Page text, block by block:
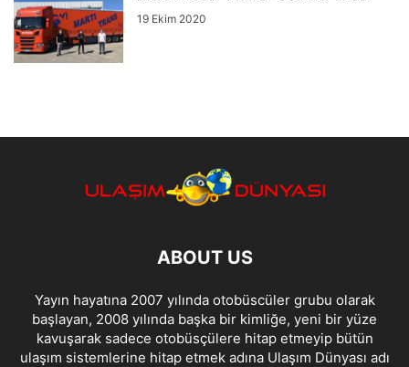
19 Ekim 2020
ABOUT US
Yayın hayatına 2007 yılında otobüscüler grubu olarak
başlayan, 2008 yılında başka bir kimliğe, yeni bir yüze
kavuşarak sadece otobüsçülere hitap etmeyip bütün
ulaşım sistemlerine hitap etmek adına Ulaşım Dünyası adı